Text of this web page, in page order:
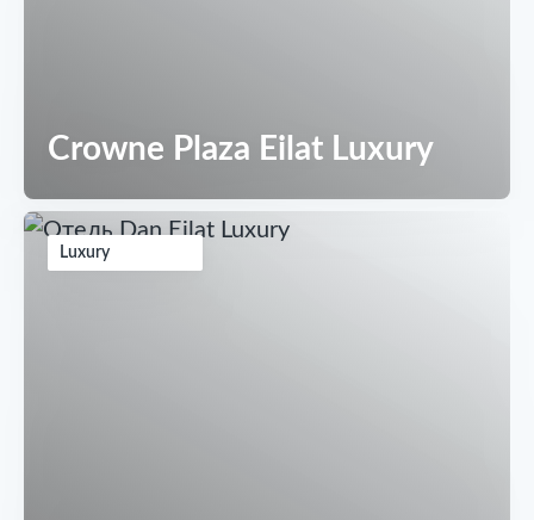
Crowne Plaza Eilat Luxury
Luxury